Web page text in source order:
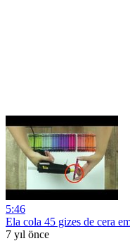
5:46
Ela cola 45 gizes de cera
7 yıl önce